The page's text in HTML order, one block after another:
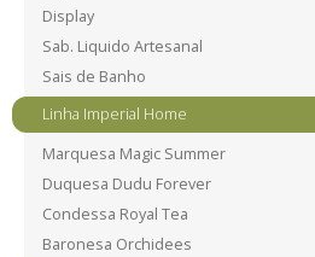
Display
Sab. Liquido Artesanal
Sais de Banho
Linha Imperial Home
Marquesa Magic Summer
Duquesa Dudu Forever
Condessa Royal Tea
Baronesa Orchidees